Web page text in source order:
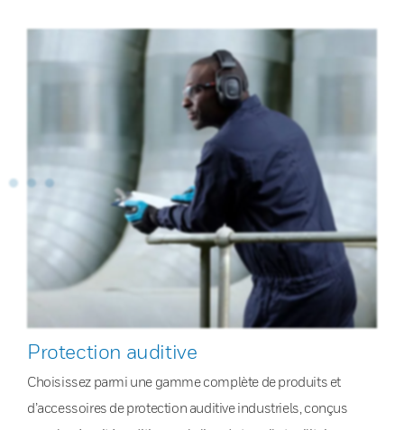
Protection auditive
Choisissez parmi une gamme complète de produits et
d’accessoires de protection auditive industriels, conçus